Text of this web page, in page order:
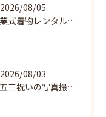
2026/08/05
卒業式着物レンタルの選び方と魅力
2026/08/03
七五三祝いの写真撮影で残す成長の瞬間